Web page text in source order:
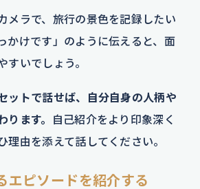
メラで、旅行の景色を記録したい
かけです」のように伝えると、面
すいでしょう。
ットで話せば、自分自身の人柄や
ます。
自己紹介をより印象深く
理由を添えて話してください。
ピソードを紹介する